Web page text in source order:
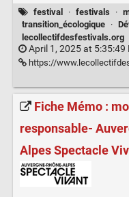
festival · festivals ·
transition_écologique
·
lecollectifdesfestivals.org
April 1, 2025 at 5:35:49
https://
Fiche Mémo :
responsable-
Alpes Spectacle